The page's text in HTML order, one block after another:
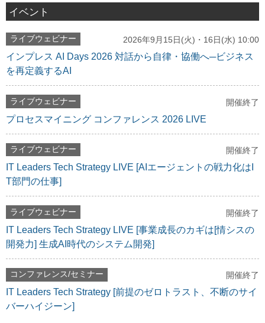
イベント
ライブウェビナー 2026年9月15日(火)・16日(水) 10:00
インプレス AI Days 2026 対話から自律・協働へ─ビジネス
を再定義するAI
ライブウェビナー 開催終了
プロセスマイニング コンファレンス 2026 LIVE
ライブウェビナー 開催終了
IT Leaders Tech Strategy LIVE [AIエージェントの戦力化はI
T部門の仕事]
ライブウェビナー 開催終了
IT Leaders Tech Strategy LIVE [事業成長のカギは[情シスの
開発力] 生成AI時代のシステム開発]
コンファレンス/セミナー 開催終了
IT Leaders Tech Strategy [前提のゼロトラスト、不断のサイ
バーハイジーン]